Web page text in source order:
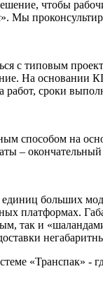
чтобы
Мы
с типовым
На основании
работ, сроки
способом на
– окончательный
больших
платформах.
так и
«Транспак» -